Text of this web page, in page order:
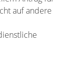
auf andere